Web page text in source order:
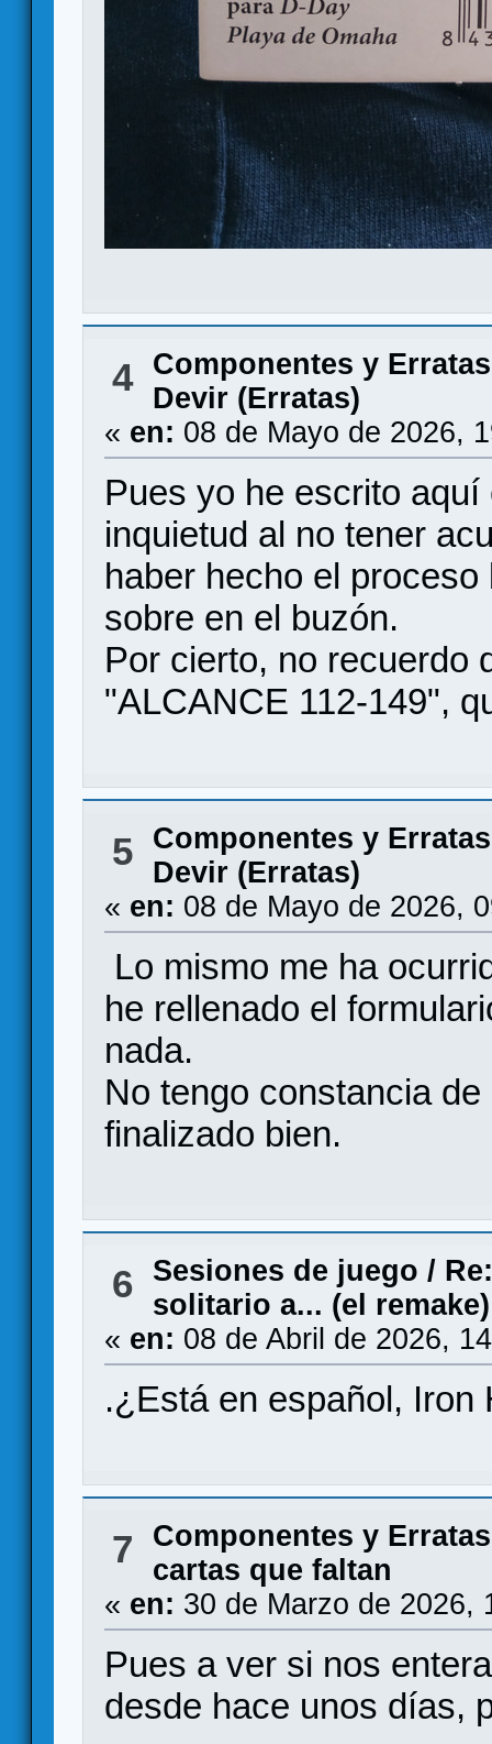
4 Componentes y Erratas
Devir (Erratas)
« en: 08 de Mayo de 2026,
Pues yo he escrito
inquietud al no tener
haber hecho el
sobre en el buzón.
Por cierto, no recuerdo
"ALCANCE 112-149",
5 Componentes y Erratas
Devir (Erratas)
« en: 08 de Mayo de 2026,
Lo mismo me ha
he rellenado el
nada.
No tengo constancia
finalizado bien.
6 Sesiones de juego /
solitario a... (el remake)
« en: 08 de Abril de 2026,
.¿Está en español, Iron
7 Componentes y Erratas
cartas que faltan
« en: 30 de Marzo de 2026,
Pues a ver si nos
desde hace unos días,